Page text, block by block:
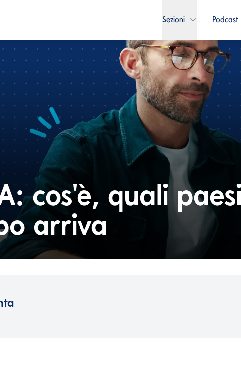
Sezioni Podcast
cos'è, quali
arriva